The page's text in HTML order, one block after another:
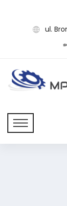
ul.